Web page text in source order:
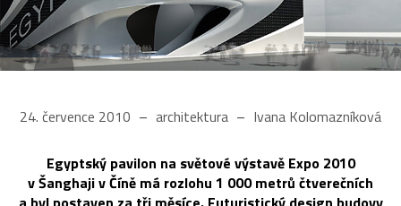
24. července 2010 architektura Ivana Kolomazníková
Egyptský pavilon na světové výstavě Expo 2010
v Šanghaji v Číně má rozlohu 1 000 metrů čtverečních